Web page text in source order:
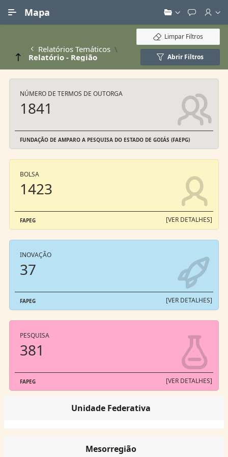
Mapa
Relatórios Temáticos
Relatório - Região
Limpar Filtros
Abrir Filtros
NÚMERO DE TERMOS DE OUTORGA
1841
FUNDAÇÃO DE AMPARO A PESQUISA DO ESTADO DE GOIÁS (FAEPG)
BOLSA
1423
FAPEG [VER DETALHES]
INOVAÇÃO
37
FAPEG [VER DETALHES]
PESQUISA
381
FAPEG [VER DETALHES]
Unidade Federativa
Mesorregião